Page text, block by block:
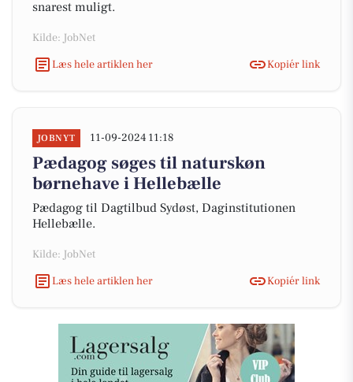
snarest muligt.
Kilde: JobNet
Læs hele artiklen her
Kopiér link
JOBNYT 11-09-2024 11:18
Pædagog søges til naturskøn
børnehave i Hellebælle
Pædagog til Dagtilbud Sydøst, Daginstitutionen
Hellebælle.
Kilde: JobNet
Læs hele artiklen her
Kopiér link